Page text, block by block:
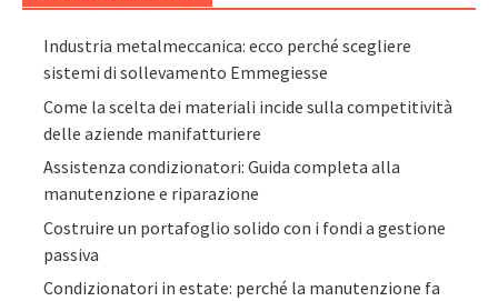
Industria metalmeccanica: ecco perché scegliere
sistemi di sollevamento Emmegiesse
Come la scelta dei materiali incide sulla competitività
delle aziende manifatturiere
Assistenza condizionatori: Guida completa alla
manutenzione e riparazione
Costruire un portafoglio solido con i fondi a gestione
passiva
Condizionatori in estate: perché la manutenzione fa